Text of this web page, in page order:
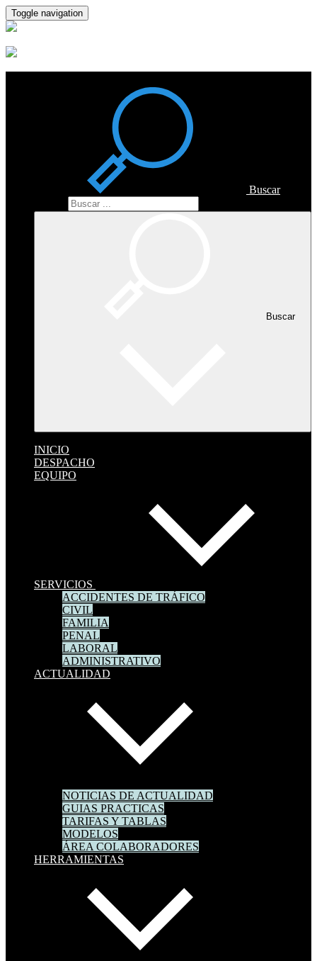
Toggle navigation
Buscar
Buscar
INICIO
DESPACHO
EQUIPO
SERVICIOS
ACCIDENTES DE TRÁFICO
CIVIL
FAMILIA
PENAL
LABORAL
ADMINISTRATIVO
ACTUALIDAD
NOTICIAS DE ACTUALIDAD
GUIAS PRACTICAS
TARIFAS Y TABLAS
MODELOS
ÁREA COLABORADORES
HERRAMIENTAS